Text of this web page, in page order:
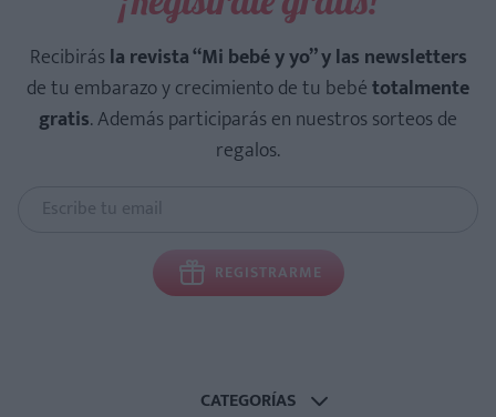
Recibirásla revista “Mi bebé y yo” y las newsletters
de tu embarazo y crecimiento de tu bebétotalmente
gratis. Además participarás en nuestros sorteos de
regalos.
REGISTRARME
CATEGORÍAS